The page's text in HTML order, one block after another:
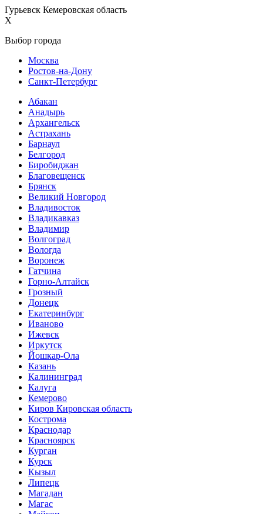
Гурьевск Кемеровская область
X
Выбор города
Москва
Ростов-на-Дону
Санкт-Петербург
Абакан
Анадырь
Архангельск
Астрахань
Барнаул
Белгород
Биробиджан
Благовещенск
Брянск
Великий Новгород
Владивосток
Владикавказ
Владимир
Волгоград
Вологда
Воронеж
Гатчина
Горно-Алтайск
Грозный
Донецк
Екатеринбург
Иваново
Ижевск
Иркутск
Йошкар-Ола
Казань
Калининград
Калуга
Кемерово
Киров Кировская область
Кострома
Краснодар
Красноярск
Курган
Курск
Кызыл
Липецк
Магадан
Магас